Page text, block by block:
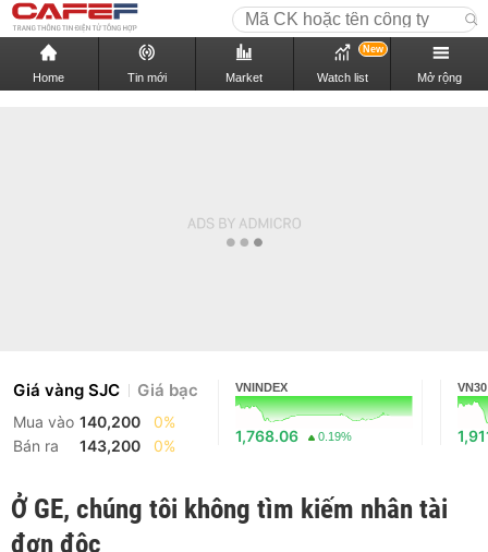
Home Tin mới Market Watch list
New
Mở rộng
Giá vàng SJC Giá bạc
Mua vào 140,200
0%
Bán ra
143,200 0%
VNINDEX
1,768.06 0.19%
VN30
Ở GE, chúng tôi không tìm kiếm nhân tài
đơn độc